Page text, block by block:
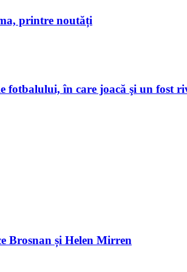
printre noutăți
fotbalului, în care joacă şi un fost
Brosnan și Helen Mirren